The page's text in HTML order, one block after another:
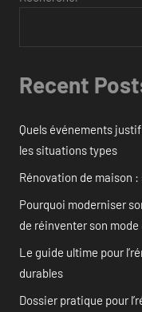
Recent
Quels événements
les situations types
Rénovation de maison
Pourquoi moderniser
de réinventer son
Le guide ultime pour
durables
Dossier pratique pour